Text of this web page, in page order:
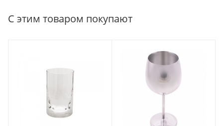
С этим товаром покупают